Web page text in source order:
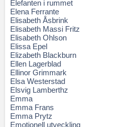
Elefanten i rummet
Elena Ferrante
Elisabeth Åsbrink
Elisabeth Massi Fritz
Elisabeth Ohlson
Elissa Epel
Elizabeth Blackburn
Ellen Lagerblad
Ellinor Grimmark
Elsa Westerstad
Elsvig Lamberthz
Emma
Emma Frans
Emma Prytz
Emotionell utveckling